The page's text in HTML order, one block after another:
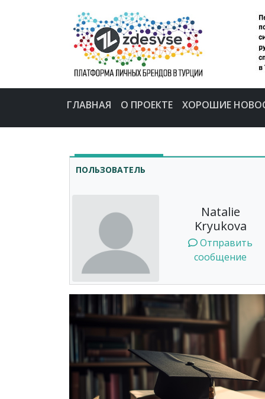
ГЛАВНАЯ О ПРОЕКТЕ ХОРОШИЕ
ПОЛЬЗОВАТЕЛЬ
Natalie
Kryukova
Отправить
сообщение